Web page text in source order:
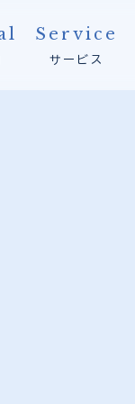
Service
サービス